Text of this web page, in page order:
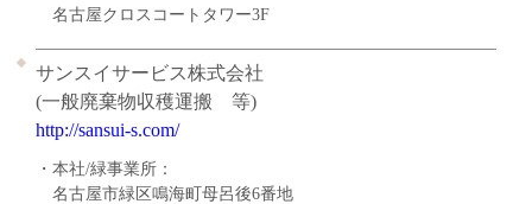
名古屋クロスコートタワー3F
サンスイサービス株式会社
(一般廃棄物収穫運搬 等)
http://sansui-s.com/
・本社/緑事業所：
名古屋市緑区鳴海町母呂後6番地